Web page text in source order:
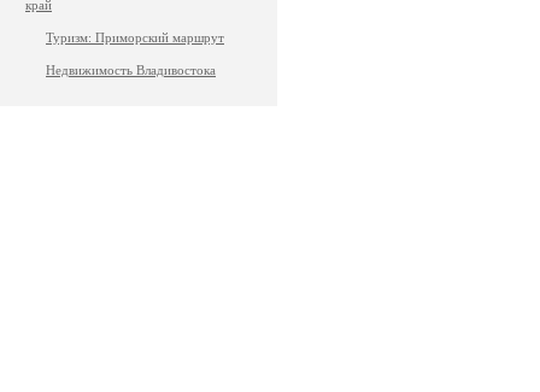
край
Туризм: Приморский маршрут
Недвижимость Владивостока